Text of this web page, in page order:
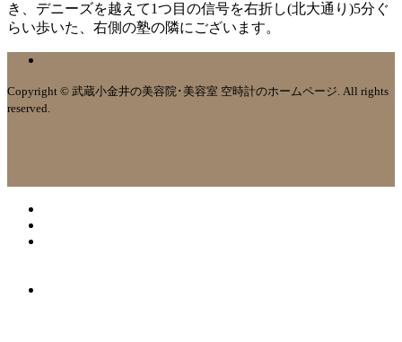
き、デニーズを越えて1つ目の信号を右折し(北大通り)5分ぐ
らい歩いた、右側の塾の隣にございます。
Copyright © 武蔵小金井の美容院･美容室 空時計のホームページ. All rights
reserved.